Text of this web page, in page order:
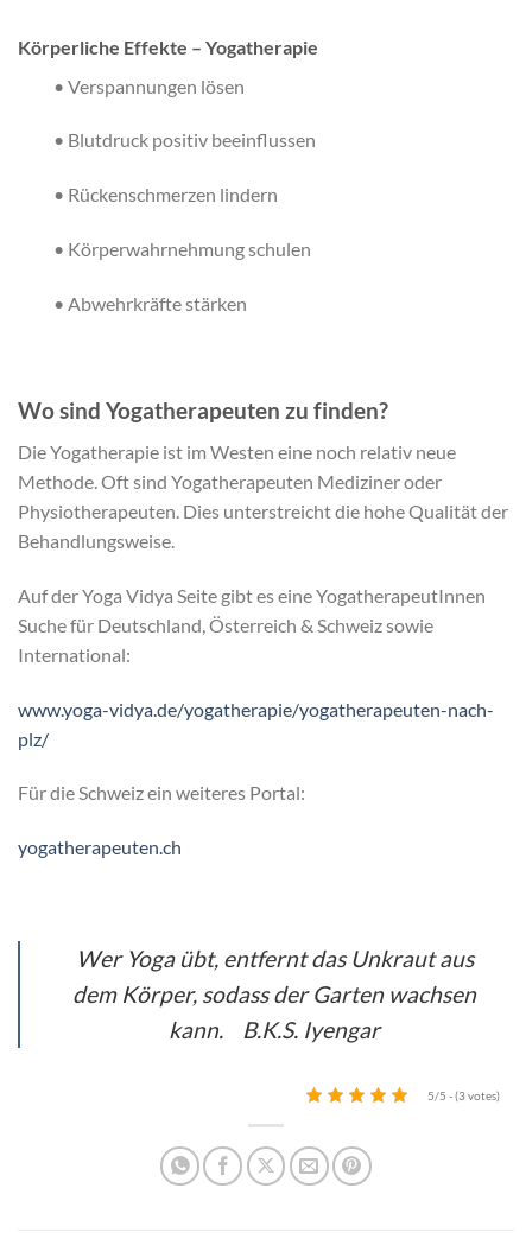
Körperliche Effekte – Yogatherapie
• Verspannungen lösen
• Blutdruck positiv beeinflussen
• Rückenschmerzen lindern
• Körperwahrnehmung schulen
• Abwehrkräfte stärken
Wo sind Yogatherapeuten zu finden?
Die Yogatherapie ist im Westen eine noch relativ neue
Methode. Oft sind Yogatherapeuten Mediziner oder
Physiotherapeuten. Dies unterstreicht die hohe Qualität der
Behandlungsweise.
Auf der Yoga Vidya Seite gibt es eine YogatherapeutInnen
Suche für Deutschland, Österreich & Schweiz sowie
International:
www.yoga-vidya.de/yogatherapie/yogatherapeuten-nach-
plz/
Für die Schweiz ein weiteres Portal:
yogatherapeuten.ch
Wer Yoga übt, entfernt das Unkraut aus
dem Körper, sodass der Garten wachsen
kann. B.K.S. Iyengar
5/5 - (3 votes)